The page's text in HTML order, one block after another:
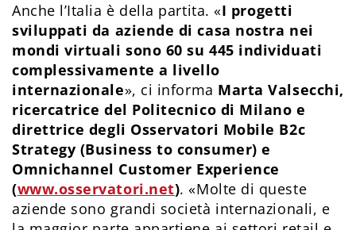
Anche l’Italia è della partita. «I progetti
sviluppati da aziende di casa nostra nei
mondi virtuali sono 60 su 445 individuati
complessivamente a livello
internazionale», ci informa Marta Valsecchi,
ricercatrice del Politecnico di Milano e
direttrice degli Osservatori Mobile B2c
Strategy (Business to consumer) e
Omnichannel Customer Experience
(www.osservatori.net). «Molte di queste
aziende sono grandi società internazionali, e